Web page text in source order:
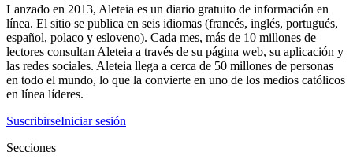
Lanzado en 2013, Aleteia es un diario gratuito de información en
línea. El sitio se publica en seis idiomas (francés, inglés, portugués,
español, polaco y esloveno). Cada mes, más de 10 millones de
lectores consultan Aleteia a través de su página web, su aplicación y
las redes sociales. Aleteia llega a cerca de 50 millones de personas
en todo el mundo, lo que la convierte en uno de los medios católicos
en línea líderes.
SuscribirseIniciar sesión
Secciones